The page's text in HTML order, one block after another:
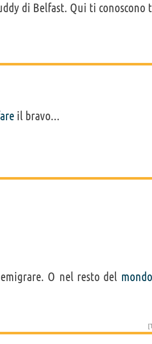
di Belfast. Qui ti conoscono
il bravo...
O nel resto del mondo